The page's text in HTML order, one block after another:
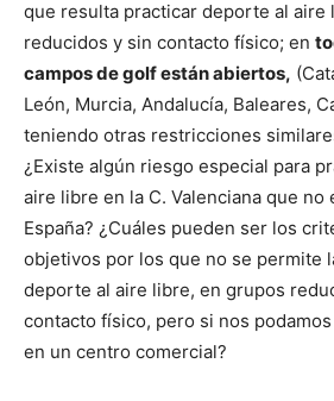
que resulta practicar deporte al aire
reducidos y sin contacto físico; en
campos de golf están abiertos,
León, Murcia, Andalucía, Baleares,
teniendo otras restricciones
¿Existe algún riesgo especial para
aire libre en la C. Valenciana que
España? ¿Cuáles pueden ser los
objetivos por los que no se permite
deporte al aire libre, en grupos
contacto físico, pero si nos
en un centro comercial?